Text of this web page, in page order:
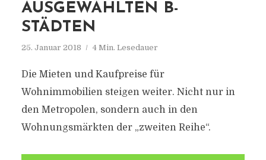
AUSGEWÄHLTEN B-
STÄDTEN
25. Januar 2018 4 Min. Lesedauer
Die Mieten und Kaufpreise für
Wohnimmobilien steigen weiter. Nicht nur in
den Metropolen, sondern auch in den
Wohnungsmärkten der „zweiten Reihe“.